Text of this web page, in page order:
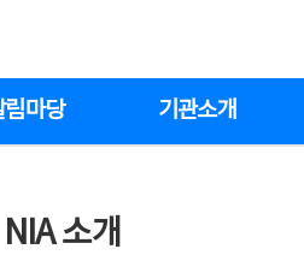
림마당 기관소개
NIA 소개